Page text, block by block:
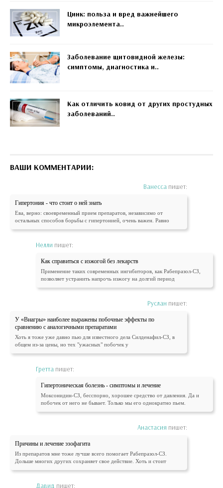
Цинк: польза и вред важнейшего
микроэлемента..
Заболевание щитовидной железы:
симптомы, диагностика и..
Как отличить ковид от других простудных
заболеваний..
ВАШИ КОММЕНТАРИИ:
Ванесса пишет:
Гипертония - что стоит о ней знать
Ева, верно: своевременный прием препаратов, независимо от
остальных способов борьбы с гипертонией, очень важен. Равно
Нелли пишет:
Как справиться с изжогой без лекарств
Применение таких современных ингибиторов, как Рабепразол-СЗ,
позволяет устранить напрочь изжогу на долгий период
Руслан пишет:
У «Виагры» наиболее выражены побочные эффекты по
сравнению с аналогичными препаратами
Хоть я тоже уже давно пью для известного дела Силденафил-СЗ, в
общем из-за цены, но тех "ужасных" побочек у
Гретта пишет:
Гипертоническая болезнь - симптомы и лечение
Моксонидин-СЗ, бесспорно, хорошее средство от давления. Да и
побочек от него не бывает. Только мы его однократно пьем.
Анастасия пишет:
Причины и лечение эзофагита
Из препаратов мне тоже лучше всего помогает Рабепразол-СЗ.
Дольше многих других сохраняет свое действие. Хоть и стоит
Давид пишет: